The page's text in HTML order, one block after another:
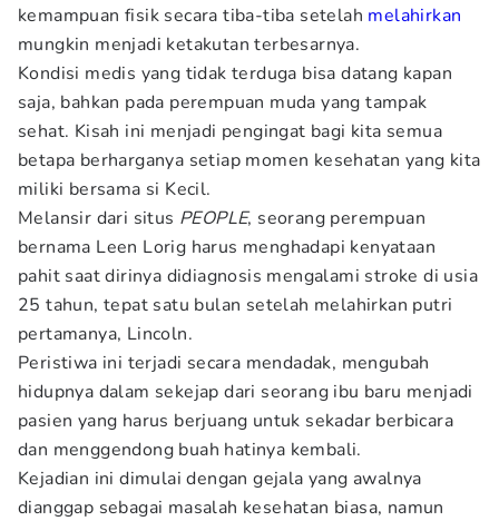
kemampuan fisik secara tiba-tiba setelah melahirkan
mungkin menjadi ketakutan terbesarnya.
Kondisi medis yang tidak terduga bisa datang kapan
saja, bahkan pada perempuan muda yang tampak
sehat. Kisah ini menjadi pengingat bagi kita semua
betapa berharganya setiap momen kesehatan yang kita
miliki bersama si Kecil.
Melansir dari situs PEOPLE, seorang perempuan
bernama Leen Lorig harus menghadapi kenyataan
pahit saat dirinya didiagnosis mengalami stroke di usia
25 tahun, tepat satu bulan setelah melahirkan putri
pertamanya, Lincoln.
Peristiwa ini terjadi secara mendadak, mengubah
hidupnya dalam sekejap dari seorang ibu baru menjadi
pasien yang harus berjuang untuk sekadar berbicara
dan menggendong buah hatinya kembali.
Kejadian ini dimulai dengan gejala yang awalnya
dianggap sebagai masalah kesehatan biasa, namun